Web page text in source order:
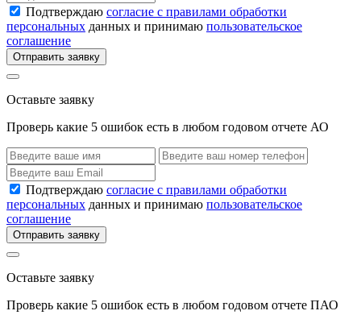
Подтверждаю согласие с правилами обработки
персональных данных и принимаю пользовательское
соглашение
Отправить заявку
Оставьте заявку
Проверь какие 5 ошибок есть в любом годовом отчете АО
Подтверждаю согласие с правилами обработки
персональных данных и принимаю пользовательское
соглашение
Отправить заявку
Оставьте заявку
Проверь какие 5 ошибок есть в любом годовом отчете ПАО